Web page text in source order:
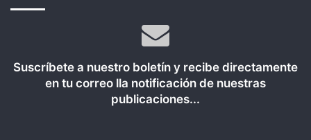
Suscríbete a nuestro boletín y recibe directamente
en tu correo lla notificación de nuestras
publicaciones...